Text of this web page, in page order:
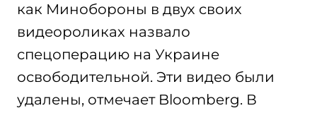
как Минобороны в двух своих
видеороликах назвало
спецоперацию на Украине
освободительной. Эти видео были
удалены, отмечает Bloomberg. В